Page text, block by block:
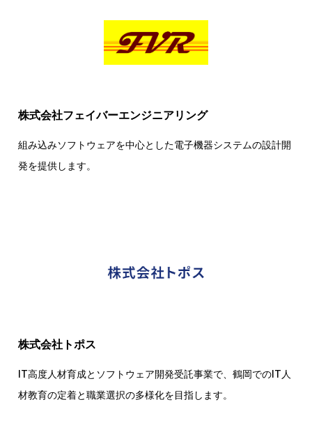
株式会社フェイバーエンジニアリング
組み込みソフトウェアを中心とした電子機器システムの設計開
発を提供します。
株式会社トポス
IT高度人材育成とソフトウェア開発受託事業で、鶴岡でのIT人
材教育の定着と職業選択の多様化を目指します。